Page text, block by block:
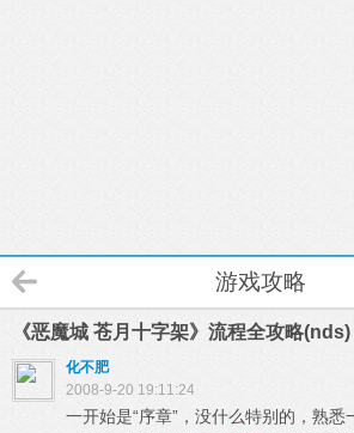
游戏攻略
《恶魔城 苍月十字架》流程全攻略(nds)
化不肥
2008-9-20 19:11:24
一开始是“序章”，没什么特别的，熟悉